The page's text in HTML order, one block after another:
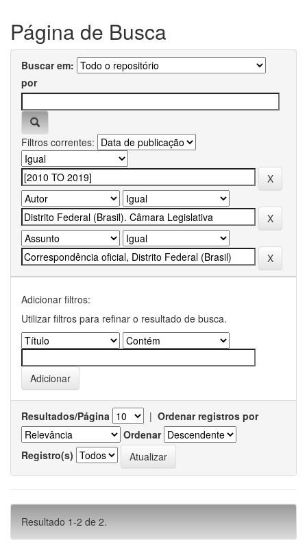
Página de Busca
Buscar em:
por
Filtros correntes:
Adicionar filtros:
Utilizar filtros para refinar o resultado de busca.
Resultados/Página | Ordenar registros por
Ordenar
Registro(s)
Resultado 1-2 de 2.